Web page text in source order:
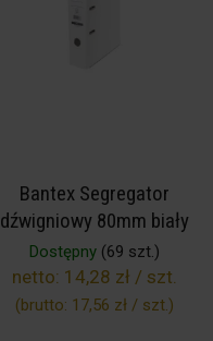
Bantex Segregator
dźwigniowy 80mm biały
Dostępny(69 szt.)
netto: 14,28 zł / szt.
(brutto: 17,56 zł / szt.)